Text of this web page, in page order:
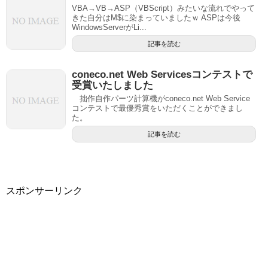
VBA→VB→ASP（VBScript）みたいな流れでやって
きた自分はM$に染まっていましたｗ ASPは今後
WindowsServerがLi...
記事を読む
coneco.net Web Servicesコンテストで
受賞いたしました
拙作自作パーツ計算機がconeco.net Web Service
コンテストで最優秀賞をいただくことができまし
た。
記事を読む
スポンサーリンク